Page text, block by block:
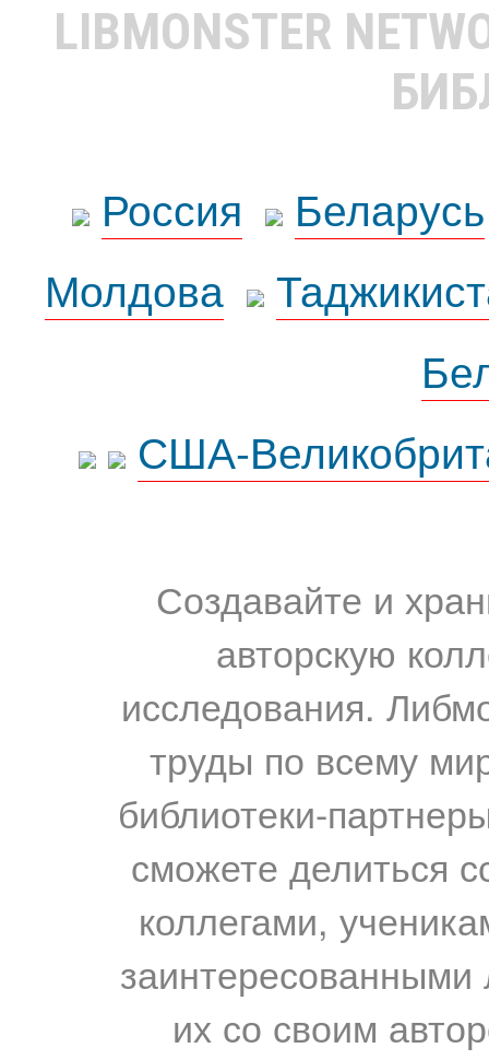
LIBMONSTER
Россия
Беларусь
Молдова
США-
Создавайте и
авторскую
исследования.
труды по всему
библиотеки-
сможете делиться
коллегами,
их со своим